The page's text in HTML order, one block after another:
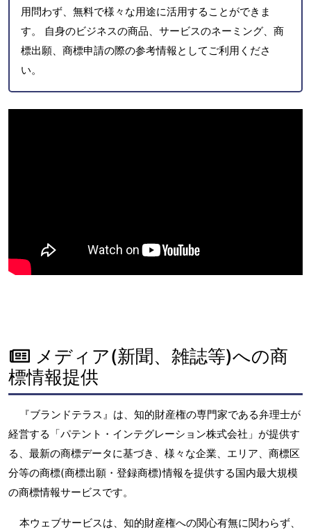
用問わず、無料で様々な用途に活用することができま
す。 自身のビジネスの商品、サービスのネーミング、商
標出願、商標申請の際の参考情報としてご利用くださ
い。
メディア(新聞、雑誌等)への商
標情報提供
『ブランドテラス』は、知的財産権の専門家である弁理士が
経営する「パテント・インテグレーション株式会社」が提供す
る、最新の商標データに基づき、様々な企業、エリア、商標区
分等の商標(商標出願・登録商標)情報を提供する国内最大規模
の商標情報サービスです。
本ウェブサービスは、知的財産権への関心有無に関わらず、